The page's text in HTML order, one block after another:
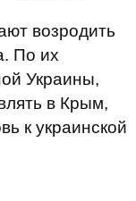
возродить
По их
Украины,
в Крым,
к украинской